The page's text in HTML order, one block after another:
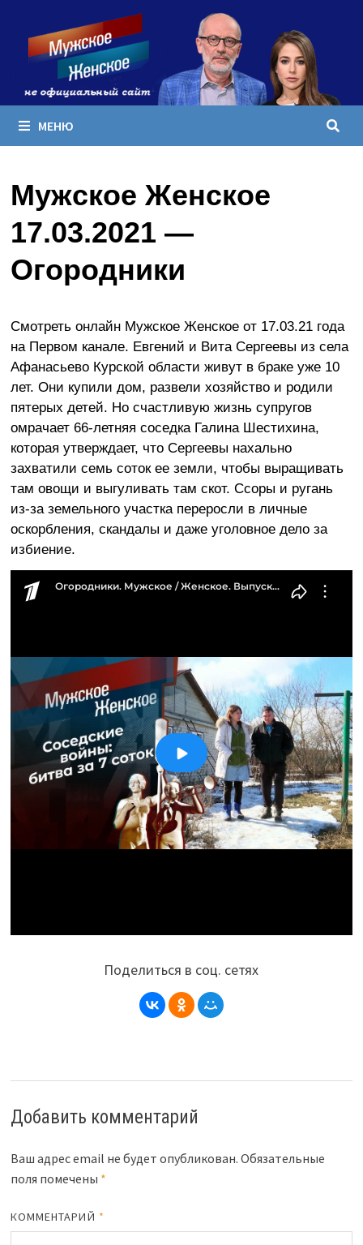
содержимому
МЕНЮ
Мужское Женское
17.03.2021 —
Огородники
Смотреть онлайн Мужское Женское от 17.03.21 года
на Первом канале. Евгений и Вита Сергеевы из села
Афанасьево Курской области живут в браке уже 10
лет. Они купили дом, развели хозяйство и родили
пятерых детей. Но счастливую жизнь супругов
омрачает 66-летняя соседка Галина Шестихина,
которая утверждает, что Сергеевы нахально
захватили семь соток ее земли, чтобы выращивать
там овощи и выгуливать там скот. Ссоры и ругань
из-за земельного участка переросли в личные
оскорбления, скандалы и даже уголовное дело за
избиение.
Поделиться в соц. сетях
Добавить комментарий
Ваш адрес email не будет опубликован. Обязательные
поля помечены *
КОММЕНТАРИЙ *